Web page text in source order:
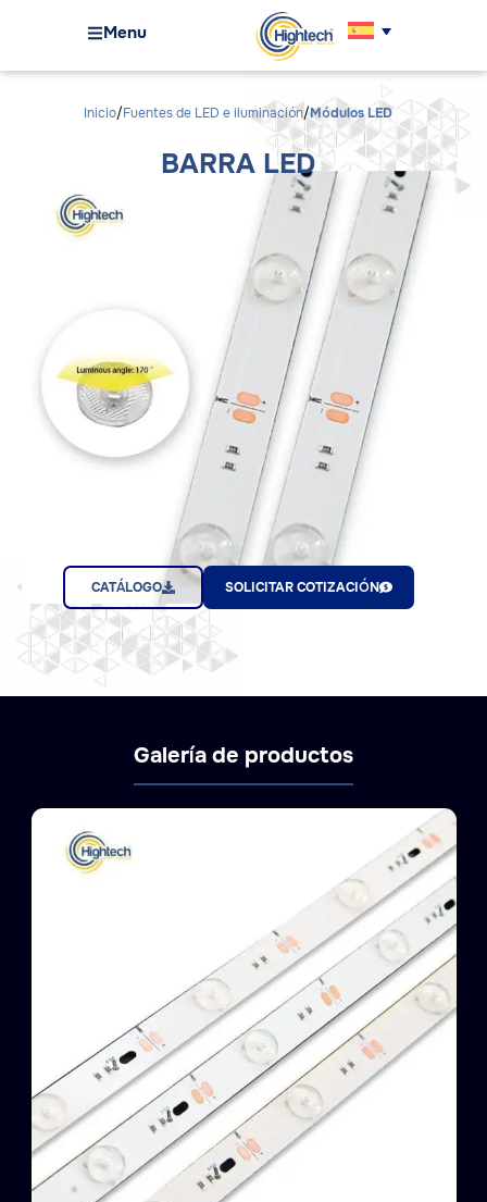
Menu
Inicio Fuentes de LED e iluminación Módulos LED
BARRA LED
CATÁLOGO SOLICITAR COTIZACIÓN
Galería de productos